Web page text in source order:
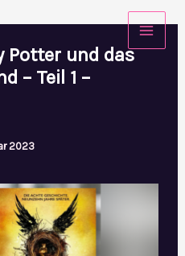
Potter und das
– Teil 1 –
2023